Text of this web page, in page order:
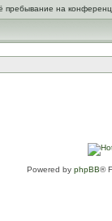
пребывание на
Powered by phpBB®